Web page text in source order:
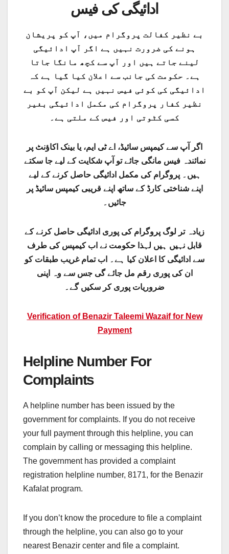
ادائیگی کی فیس
بے نظیر کفالت پروگرام میں، آپ کو پریشان
ہونے کی ضرورت نہیں ہے اگر آپ ادائیگی
لینے جاتے ہیں اور آپ سے کچھ مانگا جاتا
ہے۔ حکومت کی جانب سے اعلان کیا گیا ہے کہ
ادائیگی کی کوئی فیس نہیں ہے لیکن آپ کو بے
نظیر کفار پروگرام کی مکمل ادائیگی بغیر
کسی کٹوتی اور فیس کے ملتی ہے۔
اگر آپ سے کیمپس سائیڈ، اے ٹی ایم، یا بینک اکاؤنٹ پر
نمائندہ فیس مانگی جائے تو آپ شکایت کے لیے جا سکتے
ہیں۔ پروگرام کی مکمل ادائیگی حاصل کرنے کے لیے
اپنے شناختی کارڈ کے ساتھ اپنے قریبی کیمپس سائیڈ پر
جائیں۔
زیادہ تر لوگ پروگرام کی پوری ادائیگی حاصل کرنے کے
قابل نہیں ہیں لہذا حکومت نے اب کیمپس کی طرف
سے ادائیگی کا اعلان کیا ہے۔ اب تمام غریب طبقات کو
ان کی پوری رقم مل جائے گی جس سے وہ اپنی
ضروریات پوری کر سکیں گے۔
Verification of Benazir Taleemi Wazaif for New
Payment
Helpline Number For
Complaints
A helpline number has been issued by the
government for complaints. If you do not receive
your full payment through this helpline, you can
complain by calling or messaging this helpline.
The government has provided a complaint
registration helpline number, 8171, for the Benazir
Kafalat program.
If you don’t know the procedure to file a complaint
through the helpline, you can also go to your
nearest Benazir center and file a complaint.